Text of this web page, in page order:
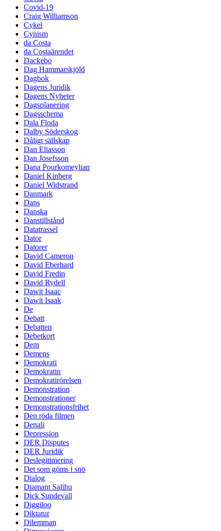
Covid-19
Craig Williamson
Cykel
Cynism
da Costa
da Costaärendet
Dackebo
Dag Hammarskjöld
Dagbok
Dagens Juridik
Dagens Nyheter
Dagsplanering
Dagsschema
Dala Floda
Dalby Söderskog
Dåligt sällskap
Dan Eliasson
Dan Josefsson
Dana Pourkomeylian
Daniel Kinberg
Daniel Widstrand
Danmark
Dans
Danska
Danstillstånd
Datatrassel
Dator
Datorer
David Cameron
David Eberhard
David Fredin
David Rydell
Dawit Isaac
Dawit Isaak
De
Debatt
Debatten
Debetkort
Dem
Demens
Demokrati
Demokratin
Demokratirörelsen
Demonstration
Demonstrationer
Demonstrationsfrihet
Den röda filmen
Denali
Depression
DER Disputes
DER Juridik
Deslegitimering
Det som göms i snö
Dialog
Diamant Salihu
Dick Sundevall
Diggiloo
Diktatur
Dilemman